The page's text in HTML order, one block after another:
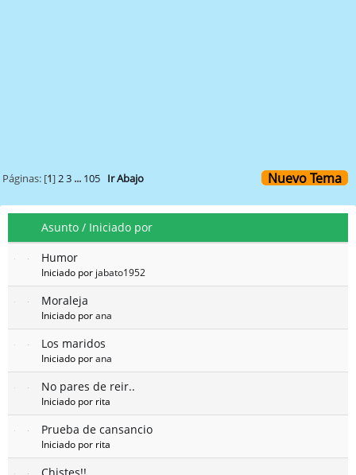
Páginas: [1]2 3 ... 105 Ir Abajo Nuevo Tema
Asunto / Iniciado por
Humor
Iniciado por jabato1952
Moraleja
Iniciado porana
Los maridos
Iniciado porana
No pares de reir..
Iniciado por rita
Prueba de cansancio
Iniciado por rita